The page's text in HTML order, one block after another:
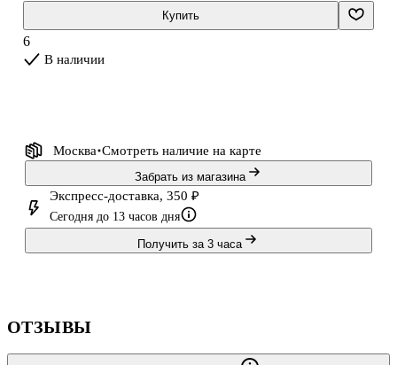
выполняя несложные игровые задания, маленький ученик узнает,
как пишутся печатные буквы, и потренируется складывать их в
слова; увидит, к
Купить
6
В наличии
Москва Смотреть наличие на карте
Забрать из магазина
Экспресс-доставка, 350 ₽
Сегодня до 13 часов дня
Получить за 3 часа
ОТЗЫВЫ